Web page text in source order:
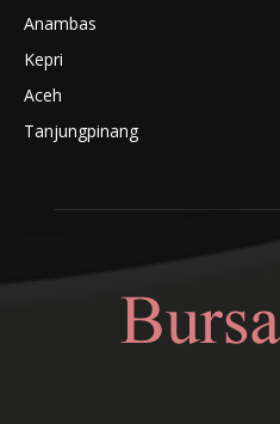
Anambas
Kepri
Aceh
Tanjungpinang